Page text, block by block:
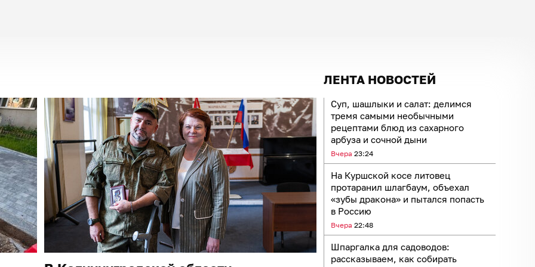
ЛЕНТА НОВОСТЕЙ
Суп, шашлыки и салат: делимся
тремя самыми необычными
рецептами блюд из сахарного
арбуза и сочной дыни
Вчера 23:24
На Куршской косе литовец
протаранил шлагбаум, объехал
«зубы дракона» и пытался попасть
в Россию
Вчера 22:48
Шпаргалка для садоводов:
рассказываем, как собирать